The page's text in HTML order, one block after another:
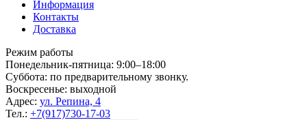
Информация
Контакты
Доставка
Режим работы
Понедельник-пятница: 9:00–18:00
Суббота: по предварительному звонку.
Воскресенье: выходной
Адрес: ул. Репина, 4
Тел.: +7(917)730-17-03